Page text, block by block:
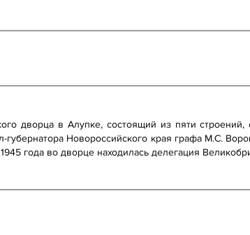
дворца в Алупке, состоящий из пяти строений,
губернатора Новороссийского края графа М.С.
года во дворце находилась делегация